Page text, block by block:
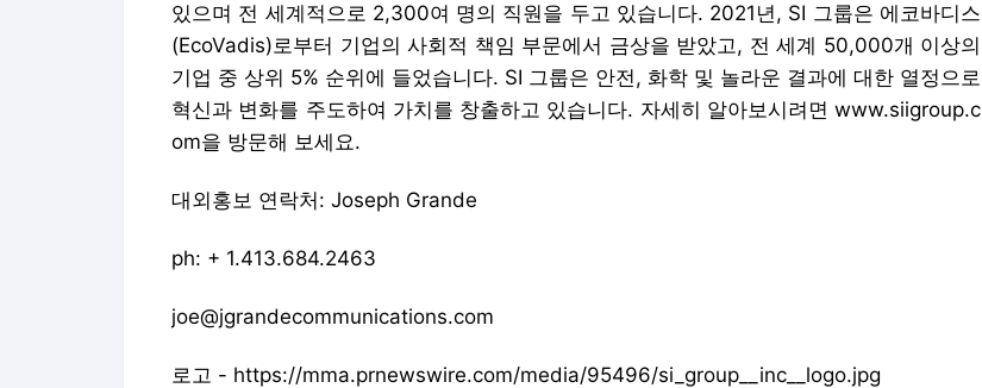
있으며 전 세계적으로 2,300여 명의 직원을 두고 있습니다. 2021년, SI 그룹은 에코바디스
(EcoVadis)로부터 기업의 사회적 책임 부문에서 금상을 받았고, 전 세계 50,000개 이상의
기업 중 상위 5% 순위에 들었습니다. SI 그룹은 안전, 화학 및 놀라운 결과에 대한 열정으로
혁신과 변화를 주도하여 가치를 창출하고 있습니다. 자세히 알아보시려면 www.siigroup.c
om을 방문해 보세요.
대외홍보 연락처: Joseph Grande
ph: + 1.413.684.2463
joe@jgrandecommunications.com
로고 - https://mma.prnewswire.com/media/95496/si_group__inc__logo.jpg